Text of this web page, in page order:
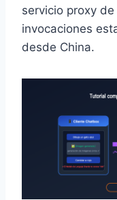
servicio proxy
invocaciones
desde China.